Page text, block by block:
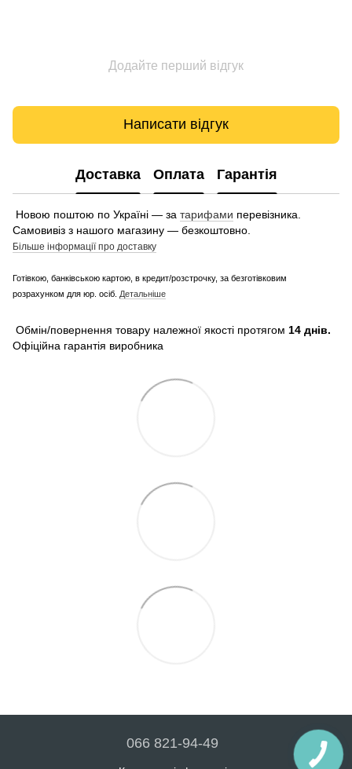
Додайте перший відгук
Написати відгук
Доставка Оплата Гарантія
Новою поштою по Україні — за тарифами перевізника.
Самовивіз з нашого магазину — безкоштовно.
Більше інформації про доставку
Готівкою, банківською картою, в кредит/розстрочку, за безготівковим
розрахунком для юр. осіб. Детальніше
Обмін/повернення товару належної якості протягом 14 днів.
Офіційна гарантія виробника
066 821-94-49